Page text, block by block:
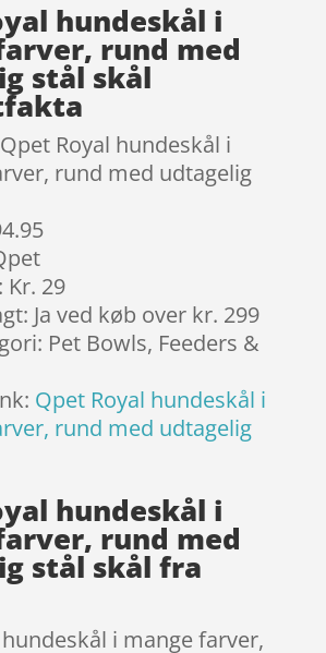
hundeskål i
rund med
stål skål
Royal hundeskål i
rund med udtagelig
Kr. 29
Ja ved køb over kr. 299
Pet Bowls, Feeders &
Qpet Royal hundeskål i
rund med udtagelig
hundeskål i
rund med
stål skål fra
i mange farver,